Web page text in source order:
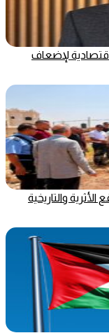
لإضعاف
والتاريخية